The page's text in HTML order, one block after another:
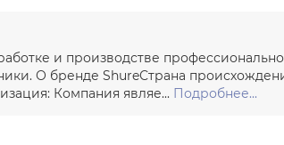
и производстве
О бренде ShureСтрана
Компания являе... Подробнее...